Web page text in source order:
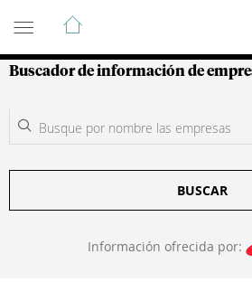
Guía de Empresas
Buscador de información de
BUSCAR
Información ofrecida por: